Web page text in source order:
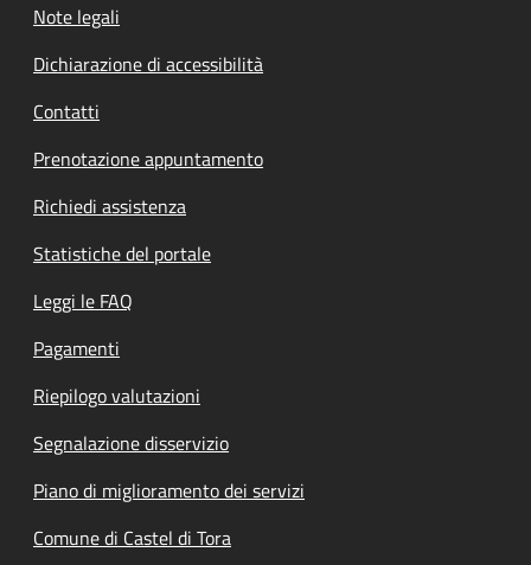
Note legali
Dichiarazione di accessibilità
Contatti
Prenotazione appuntamento
Richiedi assistenza
Statistiche del portale
Leggi le FAQ
Pagamenti
Riepilogo valutazioni
Segnalazione disservizio
Piano di miglioramento dei servizi
Comune di Castel di Tora